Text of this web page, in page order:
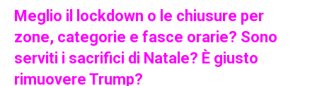
Meglio il lockdown o le chiusure per
zone, categorie e fasce orarie? Sono
serviti i sacrifici di Natale? È giusto
rimuovere Trump?